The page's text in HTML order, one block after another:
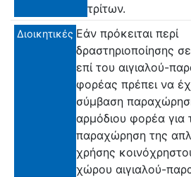
τρίτων.
Διοικητικές Εάν πρόκειται περί
δραστηριοποίησης
επί του αιγιαλού-
φορέας πρέπει να
σύμβαση
αρμόδιου φορέα για
παραχώρηση της
χρήσης
χώρου αιγιαλού-